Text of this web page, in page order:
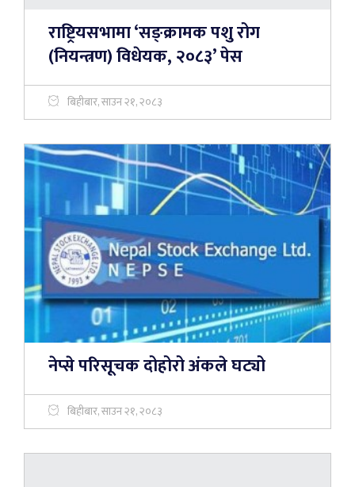
राष्ट्रियसभामा ‘सङ्क्रामक पशु रोग
(नियन्त्रण) विधेयक, २०८३’ पेस
बिहीबार, साउन २१, २०८३
नेप्से परिसूचक दोहोरो अंकले घट्यो
बिहीबार, साउन २१, २०८३